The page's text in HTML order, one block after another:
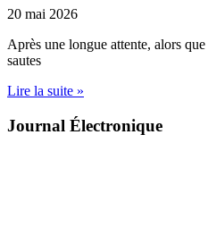
20 mai 2026
Après une longue attente, alors
sautes
Lire la suite »
Journal Électronique